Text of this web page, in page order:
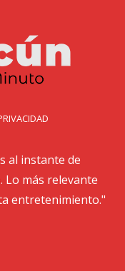
al instante de
Lo más relevante
entretenimiento."